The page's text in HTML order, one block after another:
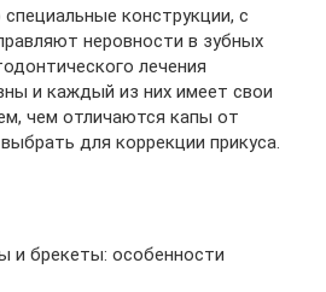
конструкции, с
неровности в зубных
лечения
и каждый из них имеет свои
чем отличаются капы от
для коррекции прикуса.
и брекеты: особенности